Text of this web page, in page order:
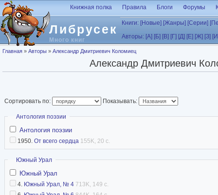
Перейти к основному содержанию
Либрусек
Много книг
Книжная полка Правила Блоги Форумы
Книги: [Новые] [Жанры] [Серии]
Авторы: [А] [Б] [В] [Г] [Д] [Е] [Ж] [З]
Вы здесь
Главная » Авторы » Александр Дмитриевич Коломиец
Александр Дмитриевич
Сортировать по: Показывать:
Скрыть
Антология поэзии
Антология поэзии
1950. От всего сердца 155K, 20 с.
Скрыть
Южный Урал
Южный Урал
4. Южный Урал, № 4 713K, 149 с.